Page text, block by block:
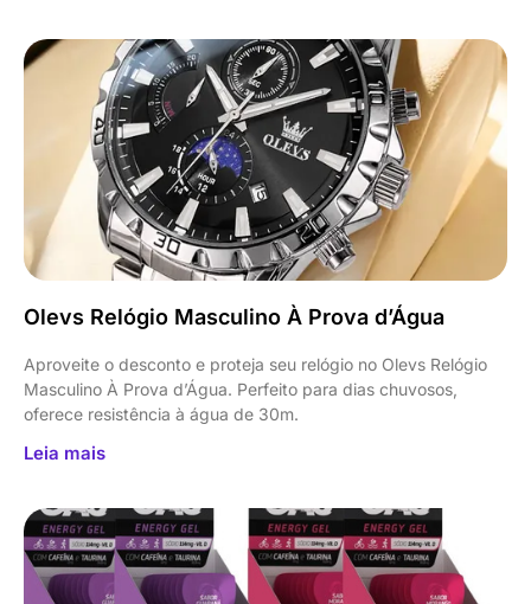
Olevs Relógio Masculino À Prova d’Água
Aproveite o desconto e proteja seu relógio no Olevs Relógio
Masculino À Prova d’Água. Perfeito para dias chuvosos,
oferece resistência à água de 30m.
Leia mais